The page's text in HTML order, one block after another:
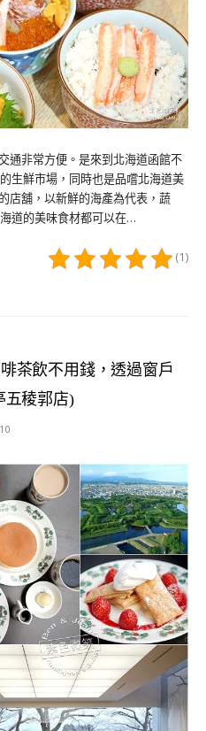
通非常方便。是來到北海道函館不
生鮮市場，同時也是品嚐北海道美
店舖，以新鮮的海產為代表，蔬
道的美味食材都可以在…
(1)
茶飲不用錢，透過窗戶
五稜郭店)